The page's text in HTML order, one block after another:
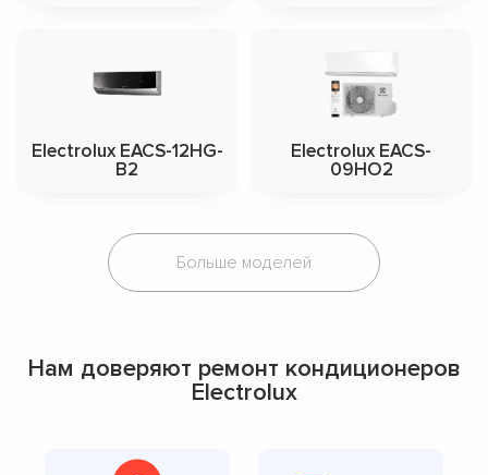
Electrolux EACS-12HG-
B2
Electrolux EACS-
09HO2
Больше моделей
Нам доверяют ремонт кондиционеров
Electrolux